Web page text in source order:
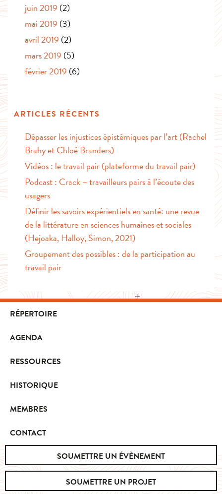
juin 2019 (2)
mai 2019 (3)
avril 2019 (2)
mars 2019 (5)
février 2019 (6)
ARTICLES RÉCENTS
Dépasser les injustices épistémiques par l’art (Rachel
Brahy et Chloé Branders)
Vidéos : le travail pair (plateforme du travail pair)
Podcast : Crack – travailleurs pairs à l’écoute des
usagers
Définir les savoirs expérientiels en santé: une revue
de la littérature en sciences humaines et sociales
(Hejoaka, Halloy, Simon, 2021)
Groupement des possibles : de la participation au
travail pair
RÉPERTOIRE
AGENDA
RESSOURCES
HISTORIQUE
MEMBRES
CONTACT
SOUMETTRE UN ÉVÈNEMENT
SOUMETTRE UN PROJET